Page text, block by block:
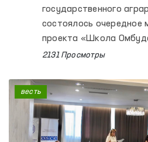
государственного
состоялось очередное
проекта «Школа
2131 Просмотры
весть